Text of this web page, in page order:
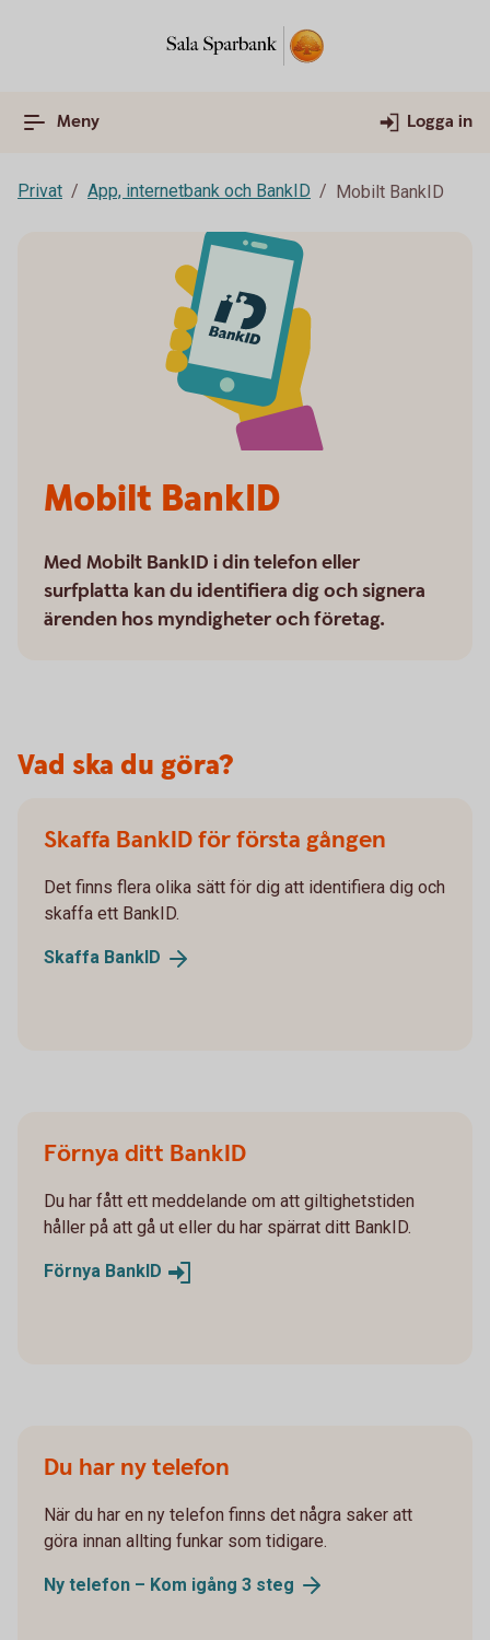
Meny Logga in
Privat App, internetbank och BankID Mobilt BankID
Mobilt BankID
Med Mobilt BankID i din telefon eller
surfplatta kan du identifiera dig och signera
ärenden hos myndigheter och företag.
Vad ska du göra?
Skaffa BankID för första gången
Det finns flera olika sätt för dig att identifiera dig och
skaffa ett BankID.
Skaffa BankID
Förnya ditt BankID
Du har fått ett meddelande om att giltighetstiden
håller på att gå ut eller du har spärrat ditt BankID.
Förnya BankID
Du har ny telefon
När du har en ny telefon finns det några saker att
göra innan allting funkar som tidigare.
Ny telefon – Kom igång 3 steg